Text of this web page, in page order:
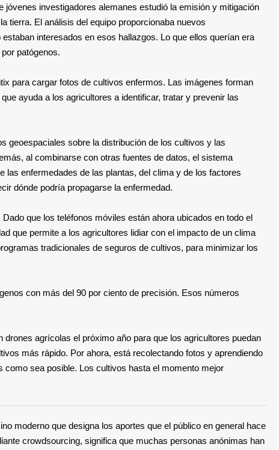
investigadores alemanes estudió la emisión y mitigación
tierra. El análisis del equipo proporcionaba nuevos
interesados en esos hallazgos. Lo que ellos querían era
patógenos.
para cargar fotos de cultivos enfermos. Las imágenes forman
ayuda a los agricultores a identificar, tratar y prevenir las
geoespaciales sobre la distribución de los cultivos y las
al combinarse con otras fuentes de datos, el sistema
las enfermedades de las plantas, del clima y de los factores
dónde podría propagarse la enfermedad.
que los teléfonos móviles están ahora ubicados en todo el
que permite a los agricultores lidiar con el impacto de un clima
tradicionales de seguros de cultivos, para minimizar los
con más del 90 por ciento de precisión. Esos números
agrícolas el próximo año para que los agricultores puedan
más rápido. Por ahora, está recolectando fotos y aprendiendo
sea posible. Los cultivos hasta el momento mejor
moderno que designa los aportes que el público en general hace
crowdsourcing, significa que muchas personas anónimas han